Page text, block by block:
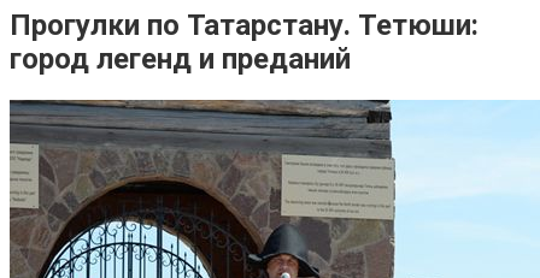
Прогулки по Татарстану. Тетюши:
город легенд и преданий